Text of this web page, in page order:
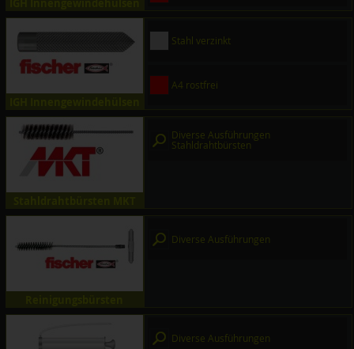
Stahl verzinkt
A4 rostfrei
Diverse Ausführungen
Stahldrahtbürsten
Diverse Ausführungen
Diverse Ausführungen